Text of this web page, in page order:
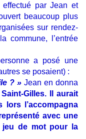
par Jean et
beaucoup plus
sur rendez-
commune, l’entrée
a posé une
se posaient) :
? »Jean en donna
Gilles. Il aurait
l’accompagna
avec une
jeu de mot pour la